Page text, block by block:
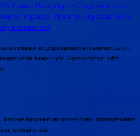
Санкт-Петербурге Следственного
Украина Украине Украины ФСБ
сил
источников и предоставляются исключительно в
их владельцам. Администрация сайта
нарушают авторские права, принадлежащие
сообщите нам.